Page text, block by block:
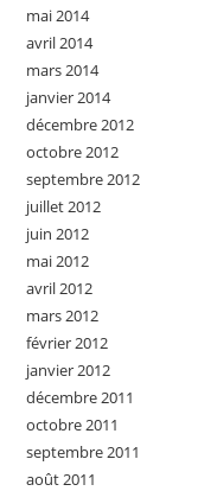
mai 2014
avril 2014
mars 2014
janvier 2014
décembre 2012
octobre 2012
septembre 2012
juillet 2012
juin 2012
mai 2012
avril 2012
mars 2012
février 2012
janvier 2012
décembre 2011
octobre 2011
septembre 2011
août 2011